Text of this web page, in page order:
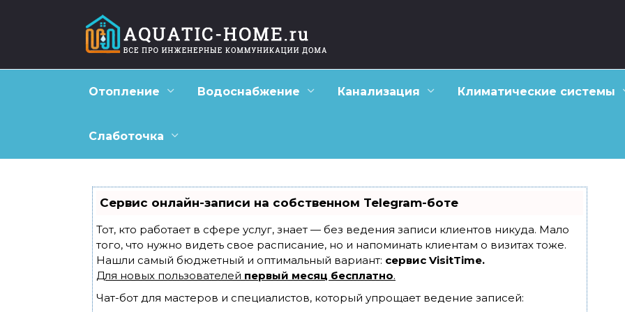
Отопление Водоснабжение Канализация Климатические системы
Слаботочка
Сервис онлайн-записи на собственном Telegram-боте
Тот, кто работает в сфере услуг, знает — без ведения записи клиентов никуда. Мало
того, что нужно видеть свое расписание, но и напоминать клиентам о визитах тоже.
Нашли самый бюджетный и оптимальный вариант: сервис VisitTime.
Для новых пользователей первый месяц бесплатно.
Чат-бот для мастеров и специалистов, который упрощает ведение записей: